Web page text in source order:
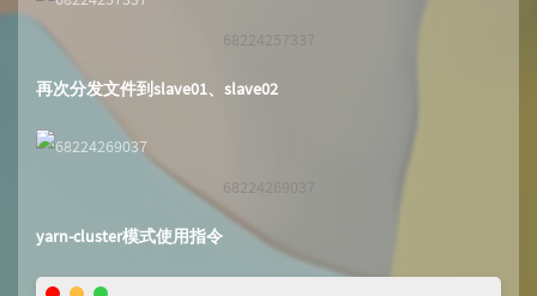
68224257337
再次分发文件到slave01、slave02
68224269037
yarn-cluster模式使用指令